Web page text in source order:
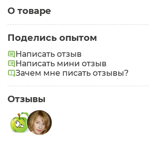
О товаре
Поделись опытом
Написать отзыв
Написать мини отзыв
Зачем мне писать отзывы?
Отзывы